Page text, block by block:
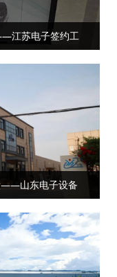
江苏电子签约工
——山东电子设备